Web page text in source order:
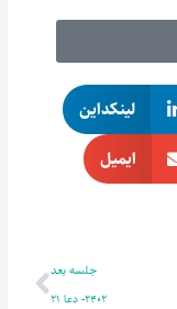
لینکداین
ایمیل
جلسه بعد
2402- دعا 21